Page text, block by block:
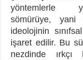
yöntemlerle
sömürüye, yani
ideolojinin
işaret edilir. Bu
nezdinde ırkçı